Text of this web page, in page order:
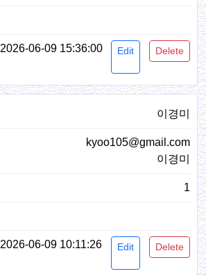
2026-06-09 15:36:00 Edit Delete
이경미
kyoo105@gmail.com
이경미
1
2026-06-09 10:11:26 Edit Delete